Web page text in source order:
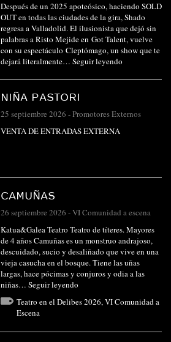
Después de un 2025 apoteósico, haciendo SOLD
OUT en todas las ciudades de la gira, Shado
regresa a Valladolid. El ilusionista que dejó sin
palabras a Risto Mejide en Got Talent, vuelve
con su espectáculo Cleptómago, un show que te
dejará literalmente… Seguir leyendo
NIÑA PASTORI
25 septiembre 2026 -Promotores Externos
VENTA DE ENTRADAS EXTERNA
CAMUÑAS
26 septiembre 2026 -VI Comunidad a escena
Katua&Galea Teatro Teatro de títeres. Mayores
de 4 años Camuñas es un monstruo andrajoso,
descuidado, sucio y desaliñado que vive en una
vieja casucha en el bosque. Tiene las uñas
largas, hace pócimas y conjuros y odia a las
niñas… Seguir leyendo
Teatro en el Delibes 2026,VI Comunidad a
Escena